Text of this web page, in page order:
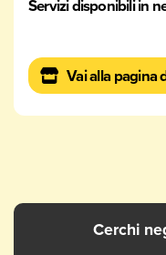
Servizi disponibili in
Vai alla pagina
Cerchi